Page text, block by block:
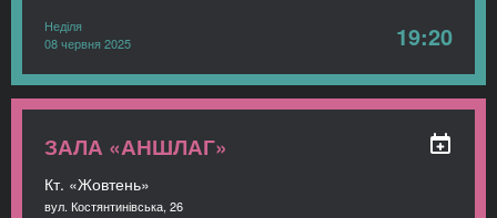
Неділя
08 червня 2025
19:20
ЗАЛА «АНШЛАГ»
Кт. «Жовтень»
вул. Костянтинівська, 26